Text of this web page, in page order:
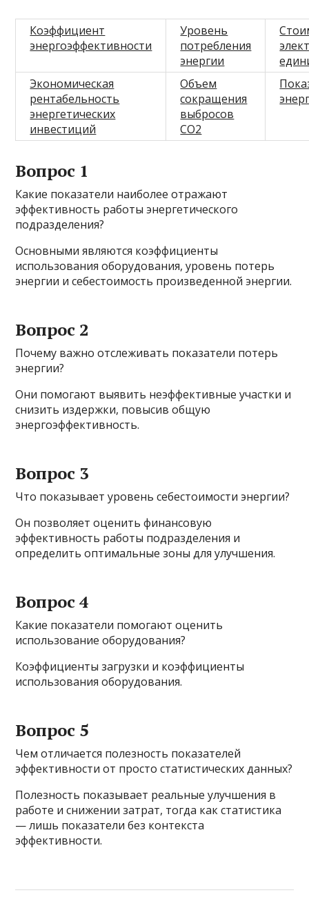
Коэффициент
энергоэффективности
Уровень
потребления
энергии
Экономическая
рентабельность
энергетических
инвестиций
Объем
сокращения
выбросов
CO2
Вопрос 1
Какие показатели наиболее отражают
эффективность работы энергетического
подразделения?
Основными являются коэффициенты
использования оборудования, уровень потерь
энергии и себестоимость произведенной энергии.
Вопрос 2
Почему важно отслеживать показатели потерь
энергии?
Они помогают выявить неэффективные участки и
снизить издержки, повысив общую
энергоэффективность.
Вопрос 3
Что показывает уровень себестоимости энергии?
Он позволяет оценить финансовую
эффективность работы подразделения и
определить оптимальные зоны для улучшения.
Вопрос 4
Какие показатели помогают оценить
использование оборудования?
Коэффициенты загрузки и коэффициенты
использования оборудования.
Вопрос 5
Чем отличается полезность показателей
эффективности от просто статистических данных?
Полезность показывает реальные улучшения в
работе и снижении затрат, тогда как статистика
— лишь показатели без контекста
эффективности.